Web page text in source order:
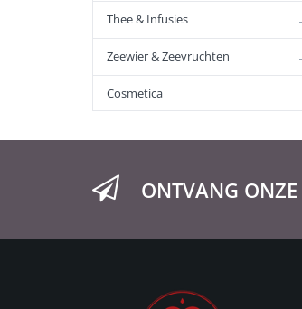
Thee & Infusies
Zeewier & Zeevruchten
Cosmetica
ONTVANG ONZE